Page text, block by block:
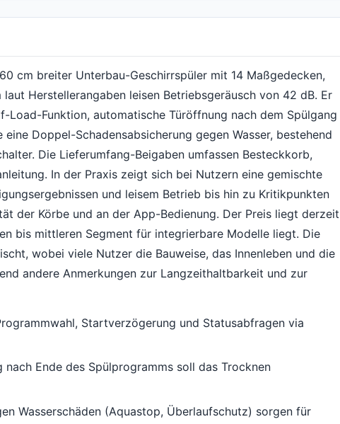
cm breiter Unterbau-Geschirrspüler mit 14 Maßgedecken,
Herstellerangaben leisen Betriebsgeräusch von 42 dB. Er
Load-Funktion, automatische Türöffnung nach dem Spülgang
Doppel-Schadensabsicherung gegen Wasser, bestehend
Die Lieferumfang-Beigaben umfassen Besteckkorb,
In der Praxis zeigt sich bei Nutzern eine gemischte
und leisem Betrieb bis hin zu Kritikpunkten
der Körbe und an der App-Bedienung. Der Preis liegt derzeit
bis mittleren Segment für integrierbare Modelle liegt. Die
wobei viele Nutzer die Bauweise, das Innenleben und die
andere Anmerkungen zur Langzeithaltbarkeit und zur
Startverzögerung und Statusabfragen via
Ende des Spülprogramms soll das Trocknen
Wasserschäden (Aquastop, Überlaufschutz) sorgen für